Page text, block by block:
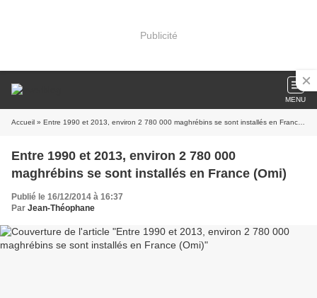
Publicité
MENU
Accueil » Entre 1990 et 2013, environ 2 780 000 maghrébins se sont installés en France (Omi)
Entre 1990 et 2013, environ 2 780 000
maghrébins se sont installés en France (Omi)
Publié le 16/12/2014 à 16:37
Par Jean-Théophane